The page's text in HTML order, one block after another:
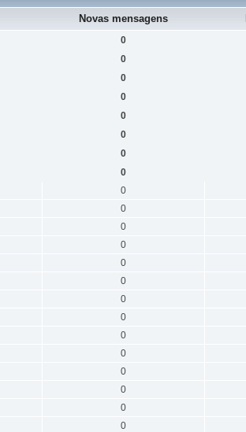
Novas mensagens
0
0
0
0
0
0
0
0
0
0
0
0
0
0
0
0
0
0
0
0
0
0